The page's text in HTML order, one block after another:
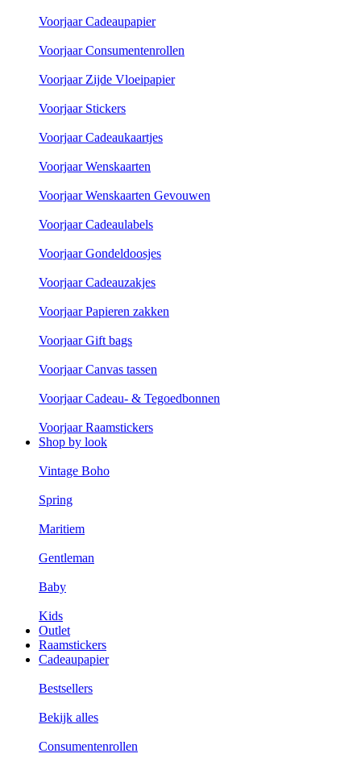
Voorjaar Cadeaupapier
Voorjaar Consumentenrollen
Voorjaar Zijde Vloeipapier
Voorjaar Stickers
Voorjaar Cadeaukaartjes
Voorjaar Wenskaarten
Voorjaar Wenskaarten Gevouwen
Voorjaar Cadeaulabels
Voorjaar Gondeldoosjes
Voorjaar Cadeauzakjes
Voorjaar Papieren zakken
Voorjaar Gift bags
Voorjaar Canvas tassen
Voorjaar Cadeau- & Tegoedbonnen
Voorjaar Raamstickers
Shop by look
Vintage Boho
Spring
Maritiem
Gentleman
Baby
Kids
Outlet
Raamstickers
Cadeaupapier
Bestsellers
Bekijk alles
Consumentenrollen